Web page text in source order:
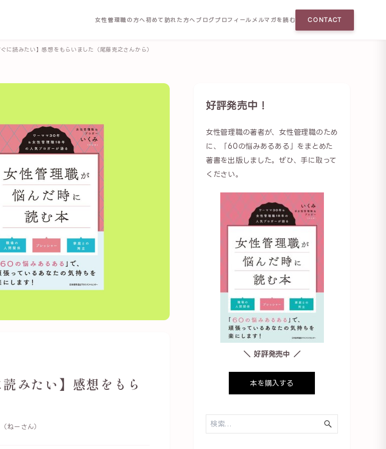
女性管理職の方へ初めて訪れた方へ ブログ プロフィール メルマガを読む CONTACT
に読みたい】感想をもらいました（尾藤克之さんから）
みたい】感想をもら
ねーさん）
好評発売中！
女性管理職の著者が、女性管理職のため
に、「60の悩みあるある」をまとめた
著書を出版しました。ぜひ、手に取って
ください。
＼ 好評発売中 ／
本を購入する